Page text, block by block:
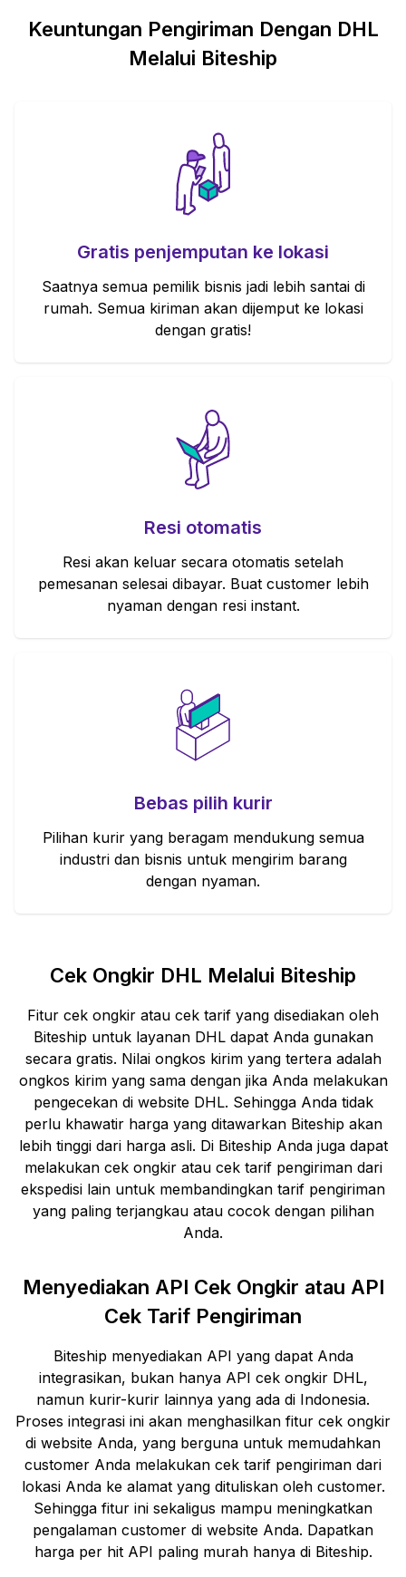
Keuntungan Pengiriman Dengan DHL
Melalui Biteship
Gratis penjemputan ke lokasi
Saatnya semua pemilik bisnis jadi lebih santai di
rumah. Semua kiriman akan dijemput ke lokasi
dengan gratis!
Resi otomatis
Resi akan keluar secara otomatis setelah
pemesanan selesai dibayar. Buat customer lebih
nyaman dengan resi instant.
Bebas pilih kurir
Pilihan kurir yang beragam mendukung semua
industri dan bisnis untuk mengirim barang
dengan nyaman.
Cek Ongkir DHL Melalui Biteship
Fitur cek ongkir atau cek tarif yang disediakan oleh
Biteship untuk layanan DHLdapat Anda gunakan
secara gratis. Nilai ongkos kirim yang tertera adalah
ongkos kirim yang sama dengan jika Anda melakukan
pengecekan di website DHL. Sehingga Anda tidak
perlu khawatir harga yang ditawarkan Biteship akan
lebih tinggi dari harga asli. Di Biteship Anda juga dapat
melakukan cek ongkir atau cek tarif pengiriman dari
ekspedisi lain untuk membandingkan tarif pengiriman
yang paling terjangkau atau cocok dengan pilihan
Anda.
Menyediakan API Cek Ongkir atau API
Cek Tarif Pengiriman
Biteship menyediakan API yang dapat Anda
integrasikan, bukan hanya API cek ongkir DHL,
namun kurir-kurir lainnya yang ada di Indonesia.
Proses integrasi ini akan menghasilkan fitur cek ongkir
di website Anda, yang berguna untuk memudahkan
customer Anda melakukan cek tarif pengiriman dari
lokasi Anda ke alamat yang dituliskan oleh customer.
Sehingga fitur ini sekaligus mampu meningkatkan
pengalaman customer di website Anda. Dapatkan
harga per hit API paling murah hanya di Biteship.